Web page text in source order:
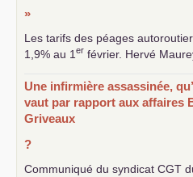
»
Les tarifs des péages
1,9% au 1 er février. Hervé
Une infirmière assassinée,
vaut par rapport aux affaires
Griveaux
?
Communiqué du syndicat CGT